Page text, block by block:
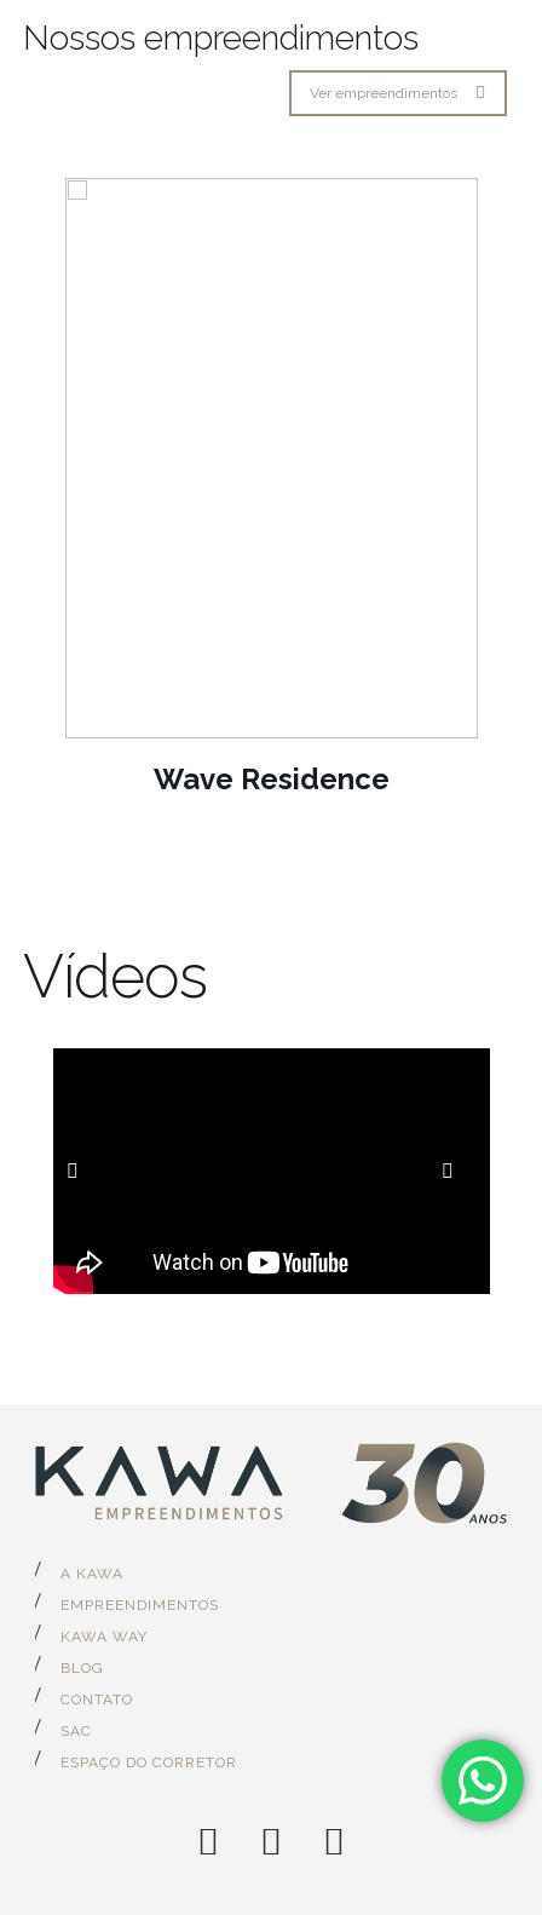
Nossos empreendimentos
Ver empreendimentos
Wave Residence
Vídeos
A KAWA
EMPREENDIMENTOS
KAWA WAY
BLOG
CONTATO
SAC
ESPAÇO DO CORRETOR